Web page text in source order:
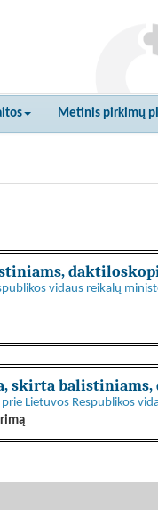
Metinis pirkimų
vidaus reikalų
skirta
Lietuvos Respublikos